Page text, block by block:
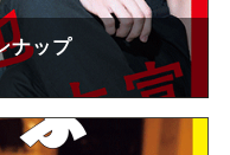
ナップ